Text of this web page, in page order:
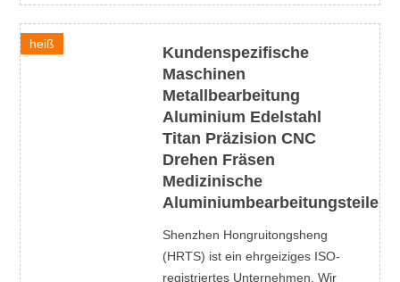
heiß
Kundenspezifische
Maschinen
Metallbearbeitung
Aluminium Edelstahl
Titan Präzision CNC
Drehen Fräsen
Medizinische
Aluminiumbearbeitungsteile
Shenzhen Hongruitongsheng
(HRTS) ist ein ehrgeiziges ISO-
registriertes Unternehmen. Wir